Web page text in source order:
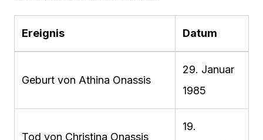
Ereignis Datum
Geburt von Athina Onassis
29. Januar
1985
Tod von Christina Onassis
19.